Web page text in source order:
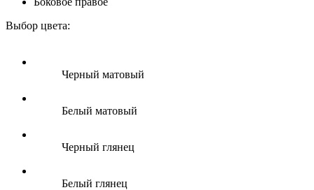
Выбор цвета:
Черный матовый
Белый матовый
Черный глянец
Белый глянец